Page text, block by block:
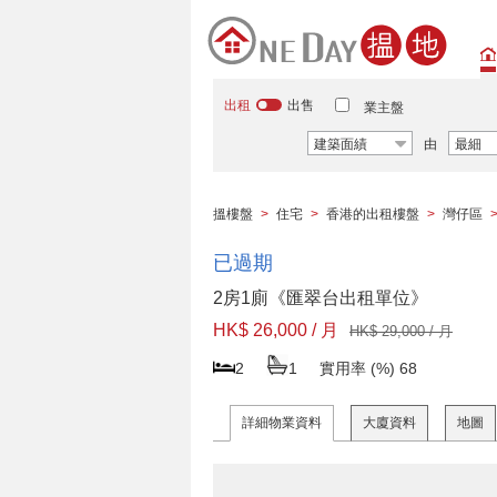
出租 出售 業主盤
建築面績 由 最細
搵樓盤 > 住宅 > 香港的出租樓盤 > 灣仔區 >
已過期
2房1廁《匯翠台出租單位》
HK$ 26,000 / 月
HK$ 29,000 / 月
2 1 實用率 (%) 68
詳細物業資料 大廈資料 地圖